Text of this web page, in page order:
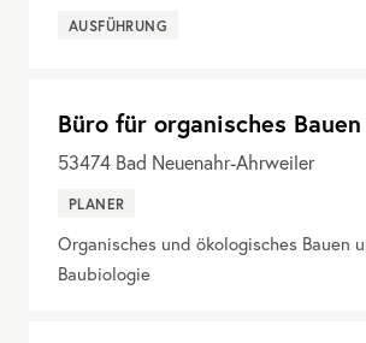
AUSFÜHRUNG
Büro für organisches Bauen
53474 Bad Neuenahr-Ahrweiler
PLANER
Organisches und ökologisches Bauen
Baubiologie